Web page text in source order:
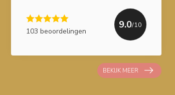
103 beoordelingen
9.0/10
BEKIJK MEER